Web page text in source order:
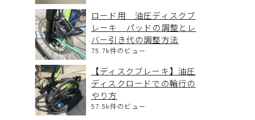
ロード用 油圧ディスクブ
レーキ パッドの調整とレ
バー引き代の調整方法
75.7k件のビュー
【ディスクブレーキ】油圧
ディスクロードでの輪行の
やり方
57.5k件のビュー